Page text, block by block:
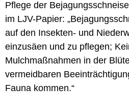
Pflege der
im LJV-Papier:
auf den Insekten- und
einzusäen und zu pflegen;
Mulchmaßnahmen in der
vermeidbaren
Fauna kommen.“